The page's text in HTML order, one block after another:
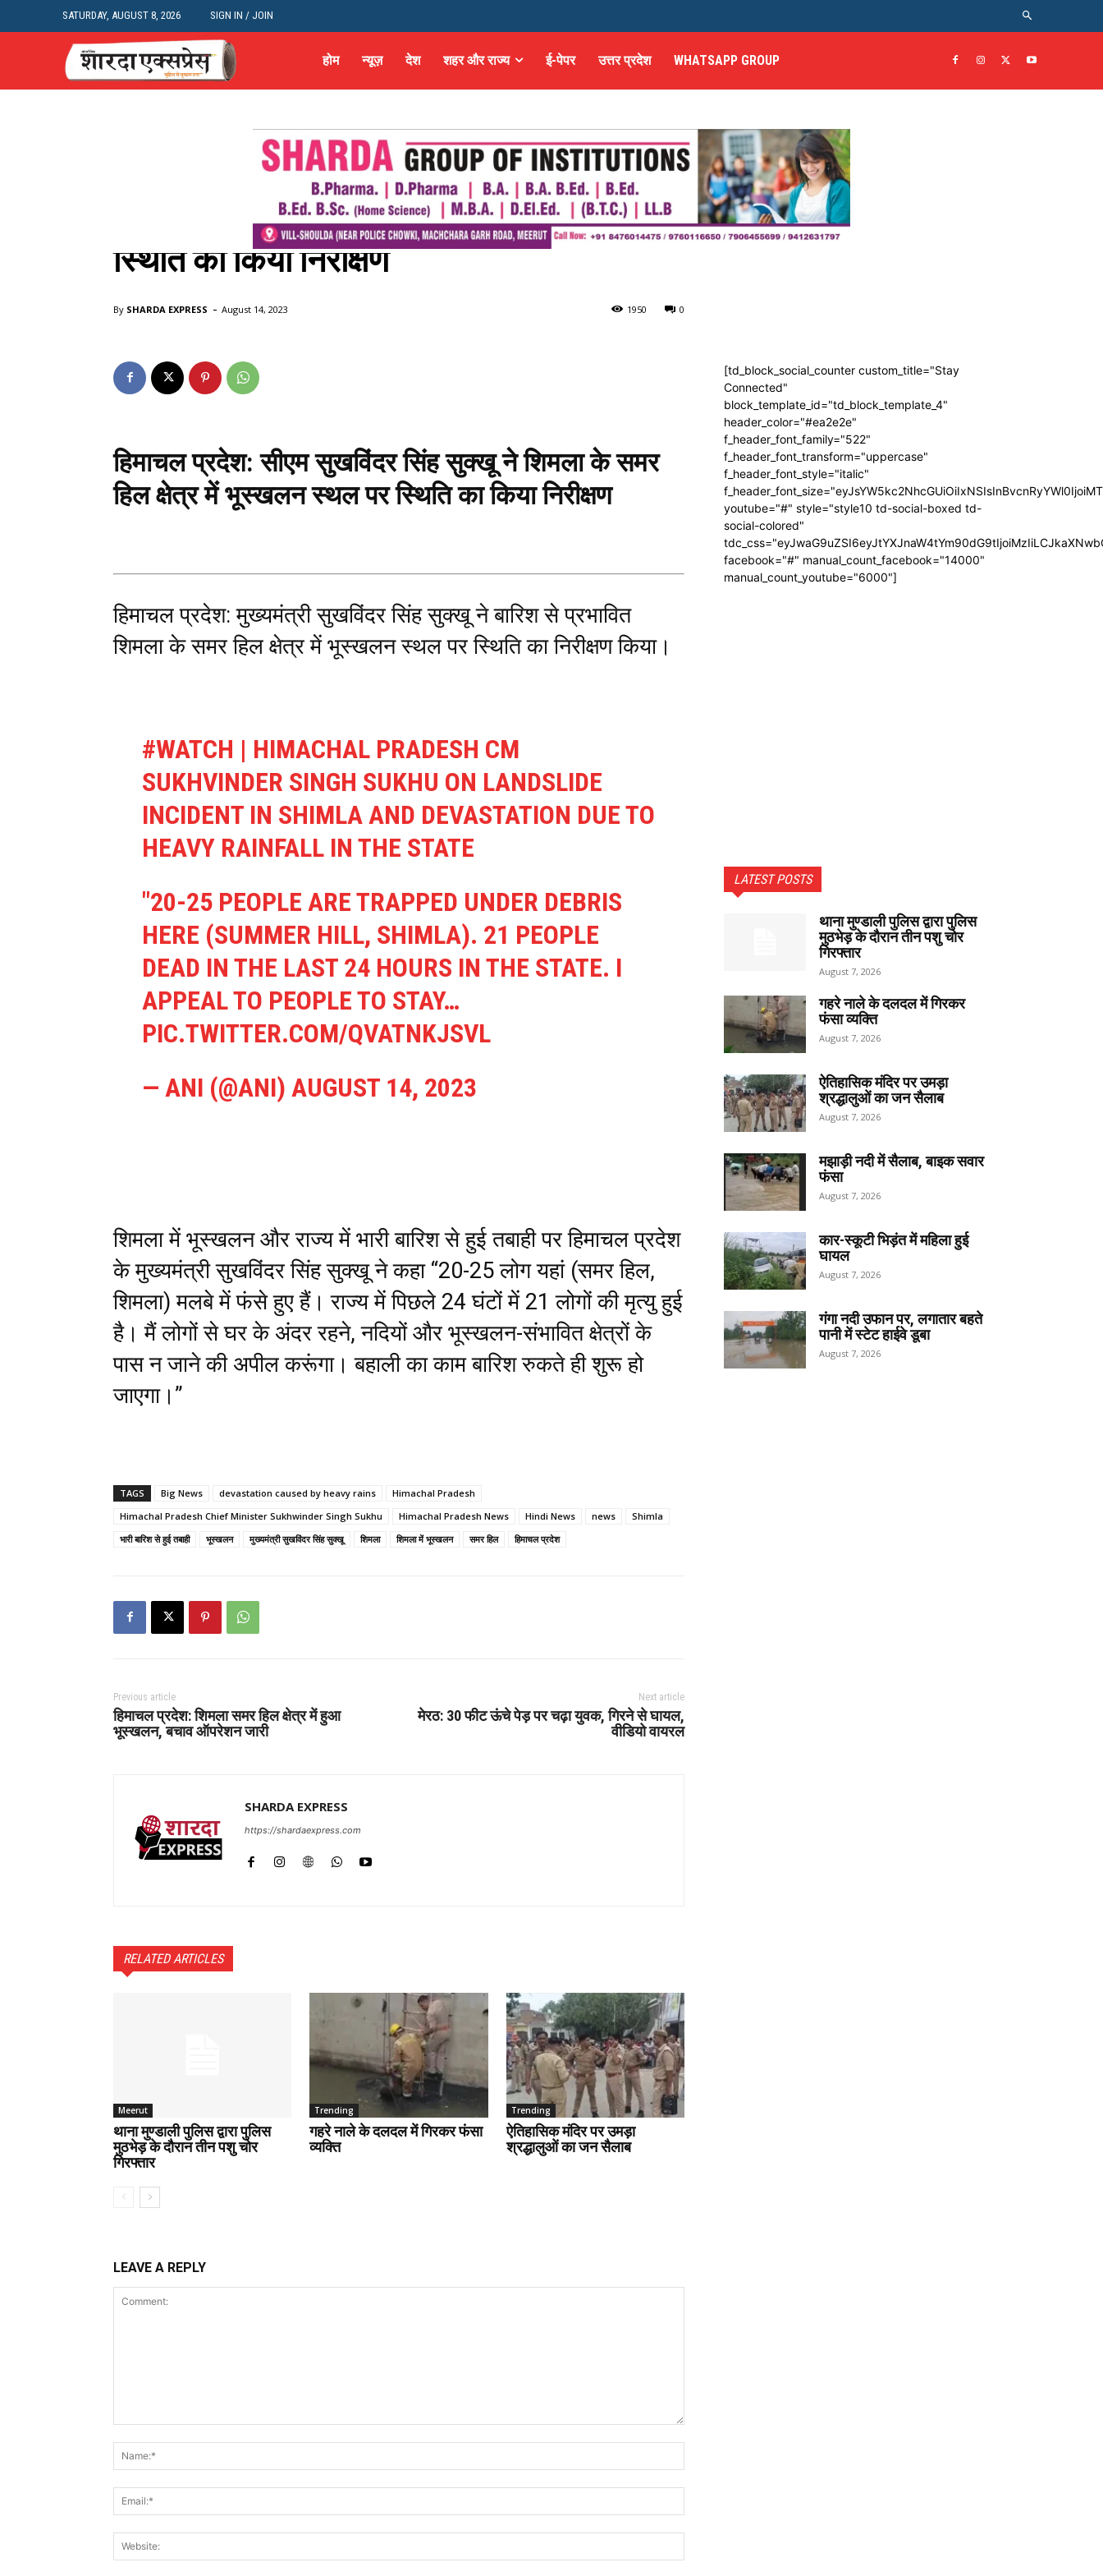
SATURDAY, AUGUST 8, 2026 SIGN IN / JOIN
होम न्यूज़ देश शहर और राज्य ई-पेपर उत्तर प्रदेश WHATSAPP GROUP
हिमाचल प्रदेश: सीएम सुखविंदर सिंह सुक्खू ने
शिमला के समर हिल क्षेत्र में भूस्खलन स्थल पर
स्थिति का किया निरीक्षण
By SHARDA EXPRESS - August 14, 2023 0
1950
हिमाचल प्रदेश: सीएम सुखविंदर सिंह सुक्खू ने शिमला के समर
हिल क्षेत्र में भूस्खलन स्थल पर स्थिति का किया निरीक्षण
हिमाचल प्रदेश: मुख्यमंत्री सुखविंदर सिंह सुक्खू ने बारिश से प्रभावित
शिमला के समर हिल क्षेत्र में भूस्खलन स्थल पर स्थिति का निरीक्षण किया।
#WATCH | HIMACHAL PRADESH CM
SUKHVINDER SINGH SUKHU ON LANDSLIDE
INCIDENT IN SHIMLA AND DEVASTATION DUE TO
HEAVY RAINFALL IN THE STATE
"20-25 PEOPLE ARE TRAPPED UNDER DEBRIS
HERE (SUMMER HILL, SHIMLA). 21 PEOPLE
DEAD IN THE LAST 24 HOURS IN THE STATE. I
APPEAL TO PEOPLE TO STAY…
PIC.TWITTER.COM/QVATNKJSVL
— ANI (@ANI) AUGUST 14, 2023
शिमला में भूस्खलन और राज्य में भारी बारिश से हुई तबाही पर हिमाचल प्रदेश
के मुख्यमंत्री सुखविंदर सिंह सुक्खू ने कहा “20-25 लोग यहां (समर हिल,
शिमला) मलबे में फंसे हुए हैं। राज्य में पिछले 24 घंटों में 21 लोगों की मृत्यु हुई
है। मैं लोगों से घर के अंदर रहने, नदियों और भूस्खलन-संभावित क्षेत्रों के
पास न जाने की अपील करूंगा। बहाली का काम बारिश रुकते ही शुरू हो
जाएगा।”
TAGS Big News devastation caused by heavy rains
Himachal Pradesh
Himachal Pradesh Chief Minister Sukhwinder Singh Sukhu
Himachal Pradesh News Hindi News news
Shimla
भारी बारिश से हुई तबाही
भूस्खलन मुख्यमंत्री सुखविंदर सिंह सुक्खू शिमला शिमला में भूस्खलन समर हिल हिमाचल प्रदेश
Previous article
हिमाचल प्रदेश: शिमला समर हिल क्षेत्र में हुआ
भूस्खलन, बचाव ऑपरेशन जारी
Next article
मेरठ: 30 फीट ऊंचे पेड़ पर चढ़ा युवक, गिरने से घायल,
वीडियो वायरल
SHARDA EXPRESS
https://shardaexpress.com
RELATED ARTICLES
Meerut
थाना मुण्डाली पुलिस द्वारा पुलिस
मुठभेड़ के दौरान तीन पशु चोर
गिरफ्तार
Trending
गहरे नाले के दलदल में गिरकर फंसा
व्यक्ति
Trending
ऐतिहासिक मंदिर पर उमड़ा
श्रद्धालुओं का जन सैलाब
LEAVE A REPLY
[td_block_social_counter custom_title="Stay
Connected"
block_template_id="td_block_template_4"
header_color="#ea2e2e"
f_header_font_family="522"
f_header_font_transform="uppercase"
f_header_font_style="italic"
youtube="#" style="style10 td-social-boxed td-
social-colored"
facebook="#" manual_count_facebook="14000"
manual_count_youtube="6000"]
LATEST POSTS
थाना मुण्डाली पुलिस द्वारा पुलिस
मुठभेड़ के दौरान तीन पशु चोर
गिरफ्तार
August 7, 2026
गहरे नाले के दलदल में गिरकर
फंसा व्यक्ति
August 7, 2026
ऐतिहासिक मंदिर पर उमड़ा
श्रद्धालुओं का जन सैलाब
August 7, 2026
मझाड़ी नदी में सैलाब, बाइक सवार
फंसा
August 7, 2026
कार-स्कूटी भिड़ंत में महिला हुई
घायल
August 7, 2026
गंगा नदी उफान पर, लगातार बहते
पानी में स्टेट हाईवे डूबा
August 7, 2026